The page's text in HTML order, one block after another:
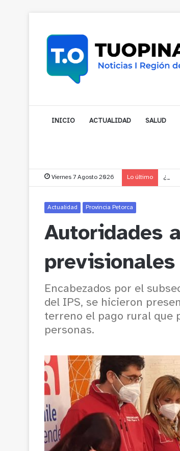
INICIO ACTUALIDAD SALUD
Viernes 7 Agosto 2026 Lo último
Actualidad Provincia Petorca
Autoridades
Encabezados por el
del IPS, se hicieron
terreno el pago rural que
personas.